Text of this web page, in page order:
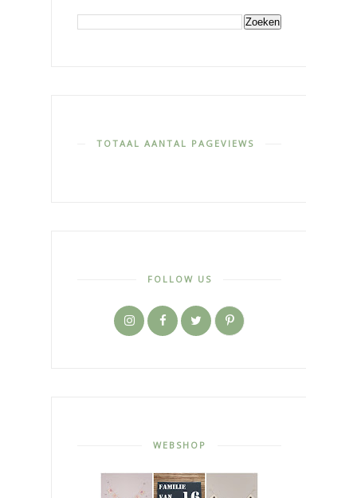
TOTAAL AANTAL PAGEVIEWS
FOLLOW US
WEBSHOP